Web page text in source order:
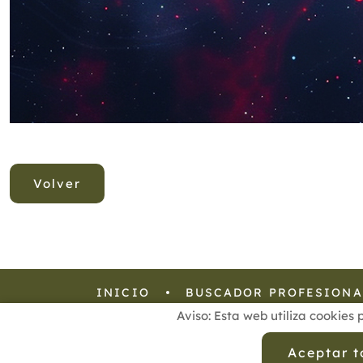
Volver
Aviso: Esta web utiliza cookies
Aceptar
INICIO BUSCADOR
Aviso Legal Política